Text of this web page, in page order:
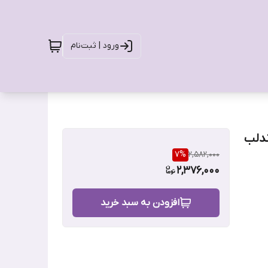
ورود | ثبت‌نام
2,582,000
7%
2,376,000
افزودن به سبد خرید